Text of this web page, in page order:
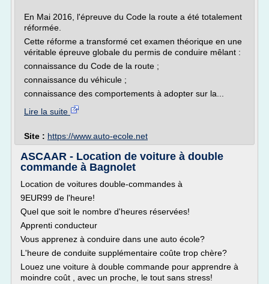
En Mai 2016, l'épreuve du Code la route a été totalement
réformée.
Cette réforme a transformé cet examen théorique en une
véritable épreuve globale du permis de conduire mêlant :
connaissance du Code de la route ;
connaissance du véhicule ;
connaissance des comportements à adopter sur la...
Lire la suite
Site : https://www.auto-ecole.net
ASCAAR - Location de voiture à double
commande à Bagnolet
Location de voitures double-commandes à
9EUR99 de l'heure!
Quel que soit le nombre d'heures réservées!
Apprenti conducteur
Vous apprenez à conduire dans une auto école?
L'heure de conduite supplémentaire coûte trop chère?
Louez une voiture à double commande pour apprendre à
moindre coût , avec un proche, le tout sans stress!